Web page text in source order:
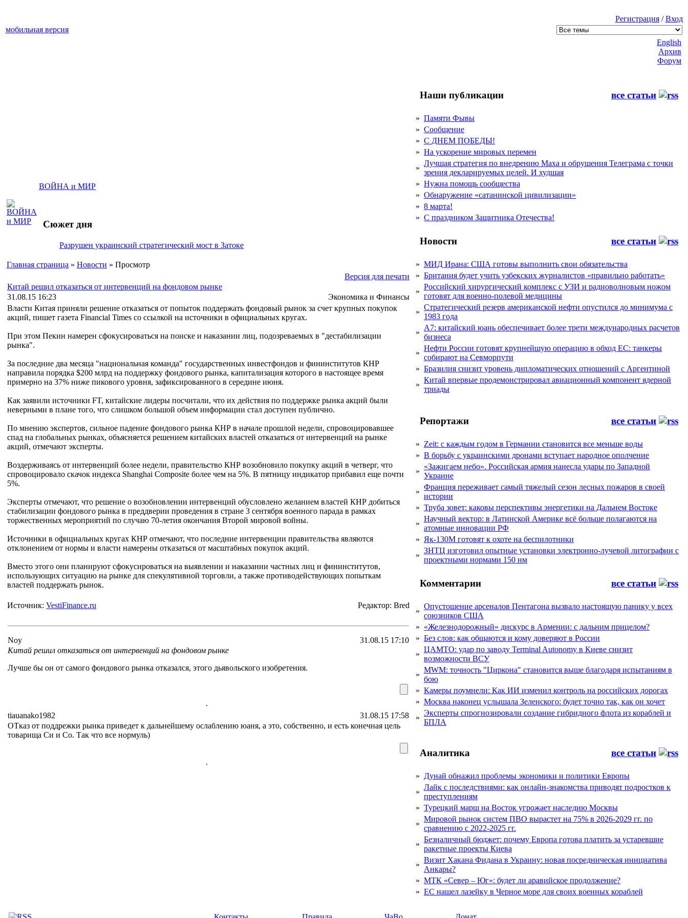
Регистрация /Вход
мобильная версия
ВОЙНА и МИР
Сюжет дня
Разрушен украинский стратегический мост в Затоке
Главная страница » Новости » Просмотр
Версия для печати
Китай решил отказаться от интервенций на фондовом рынке
31.08.15 16:23
Экономика и Финансы
Власти Китая приняли решение отказаться от попыток поддержать фондовый рынок за счет крупных покупок
акций, пишет газета Financial Times со ссылкой на источники в официальных кругах.
При этом Пекин намерен сфокусироваться на поиске и наказании лиц, подозреваемых в "дестабилизации
рынка".
За последние два месяца "национальная команда" государственных инвестфондов и фининститутов КНР
направила порядка $200 млрд на поддержку фондового рынка, капитализация которого в настоящее время
примерно на 37% ниже пикового уровня, зафиксированного в середине июня.
Как заявили источники FT, китайские лидеры посчитали, что их действия по поддержке рынка акций были
неверными в плане того, что слишком большой объем информации стал доступен публично.
По мнению экспертов, сильное падение фондового рынка КНР в начале прошлой недели, спровоцировавшее
спад на глобальных рынках, объясняется решением китайских властей отказаться от интервенций на рынке
акций, отмечают эксперты.
Воздерживаясь от интервенций более недели, правительство КНР возобновило покупку акций в четверг, что
спровоцировало скачок индекса Shanghai Composite более чем на 5%. В пятницу индикатор прибавил еще почти
5%.
Эксперты отмечают, что решение о возобновлении интервенций обусловлено желанием властей КНР добиться
стабилизации фондового рынка в преддверии проведения в стране 3 сентября военного парада в рамках
торжественных мероприятий по случаю 70-летия окончания Второй мировой войны.
Источники в официальных кругах КНР отмечают, что последние интервенции правительства являются
отклонением от нормы и власти намерены отказаться от масштабных покупок акций.
Вместо этого они планируют сфокусироваться на выявлении и наказании частных лиц и фининститутов,
использующих ситуацию на рынке для спекулятивной торговли, а также противодействующих попыткам
властей поддержать рынок.
Источник: VestiFinance.ru Редактор: Bred
Noy
31.08.15 17:10
Китай решил отказаться от интервенций на фондовом рынке
Лучше бы он от самого фондового рынка отказался, этого дьявольского изобретения.
.
tiauanako1982
31.08.15 17:58
ОТказ от поддрежки рынка приведет к дальнейшему ослаблению юаня, а это, собственно, и есть конечная цель
товарища Си и Со. Так что все нормуль)
.
English
Архив
Форум
Наши публикации все статьи
» Памяти Фывы
» Сообщение
» С ДНЕМ ПОБЕДЫ!
» На ускорение мировых перемен
»
Лучшая стратегия по внедрению Маха и обрушения Телеграма с точки
зрения декларируемых целей. И худшая
» Нужна помощь сообщества
» Обнаружение «сатанинской цивилизации»
» 8 марта!
» С праздником Защитника Отечества!
Новости все статьи
» МИД Ирана: США готовы выполнить свои обязательства
» Британия будет учить узбекских журналистов «правильно работать»
»
Российский хирургический комплекс с УЗИ и радиоволновым ножом
готовят для военно-полевой медицины
»
Стратегический резерв американской нефти опустился до минимума с
1983 года
»
А7: китайский юань обеспечивает более трети международных расчетов
бизнеса
»
Нефти России готовят крупнейшую операцию в обход ЕС: танкеры
собирают на Севморпути
» Бразилия снизит уровень дипломатических отношений с Аргентиной
»
Китай впервые продемонстрировал авиационный компонент ядерной
триады
Репортажи все статьи
» Zeit: с каждым годом в Германии становится все меньше воды
» В борьбу с украинскими дронами вступает народное ополчение
»
«Зажигаем небо». Российская армия нанесла удары по Западной
Украине
»
Франция переживает самый тяжелый сезон лесных пожаров в своей
истории
» Труба зовет: каковы перспективы энергетики на Дальнем Востоке
»
Научный вектор: в Латинской Америке всё больше полагаются на
атомные инновации РФ
» Як-130М готовят к охоте на беспилотники
»
ЗНТЦ изготовил опытные установки электронно-лучевой литографии с
проектными нормами 150 нм
Комментарии все статьи
»
Опустошение арсеналов Пентагона вызвало настоящую панику у всех
союзников США
» «Железнодорожный» дискурс в Армении: с дальним прицелом?
» Без слов: как общаются и кому доверяют в России
»
ЦАМТО: удар по заводу Terminal Autonomy в Киеве снизит
возможности ВСУ
»
MWM: точность "Циркона" становится выше благодаря испытаниям в
бою
» Камеры поумнели: Как ИИ изменил контроль на российских дорогах
» Москва наконец услышала Зеленского: будет точно так, как он хочет
»
Эксперты спрогнозировали создание гибридного флота из кораблей и
БПЛА
Аналитика все статьи
» Дунай обнажил проблемы экономики и политики Европы
»
Лайк с последствиями: как онлайн-знакомства приводят подростков к
преступлениям
» Турецкий марш на Восток угрожает наследию Москвы
»
Мировой рынок систем ПВО вырастет на 75% в 2026-2029 гг. по
сравнению с 2022-2025 гг.
»
Безналичный бюджет: почему Европа готова платить за устаревшие
ракетные проекты Киева
»
Визит Хакана Фидана в Украину: новая посредническая инициатива
Анкары?
» МТК «Север – Юг»: будет ли аравийское продолжение?
» ЕС нашел лазейку в Черное море для своих военных кораблей